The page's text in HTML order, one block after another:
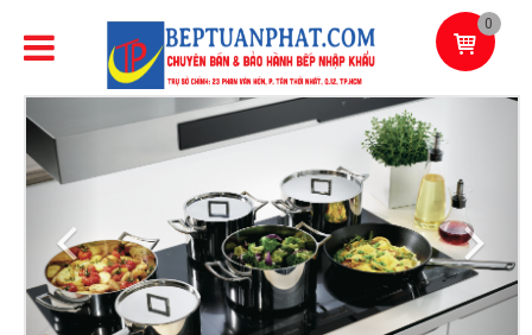
0
Previous